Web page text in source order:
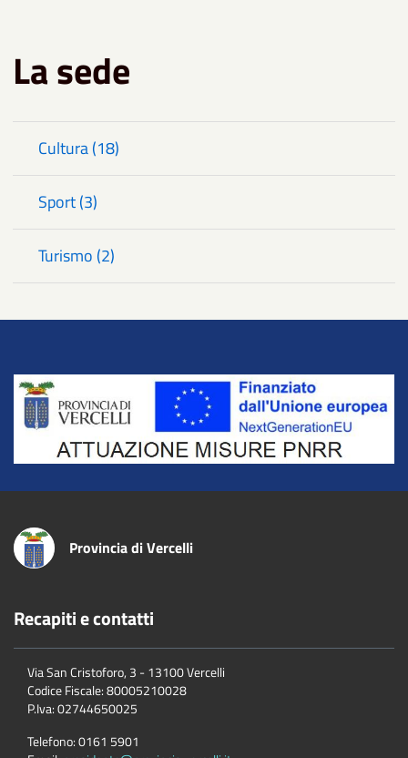
La sede
Cultura (18)
Sport (3)
Turismo (2)
Title
Provincia di Vercelli
Recapiti e contatti
Via San Cristoforo, 3 - 13100 Vercelli
Codice Fiscale:80005210028
P.Iva:02744650025
Telefono:0161 5901